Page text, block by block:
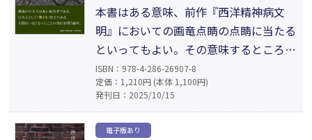
る。
本書はある意味、前作『西洋精神病文
明』においての画竜点睛の点睛に当たる
といってもよい。その意味するところ
は、それを加えることでその焦点位置を
後方に下げ、全体画像を見渡すことがで
きるようにしたことである。従ってその
細部を省くことにもなった。それは言い
ISBN：978-4-286-26907-8
定価：1,210円 (本体 1,100円)
発刊日：2025/10/15
電子版あり